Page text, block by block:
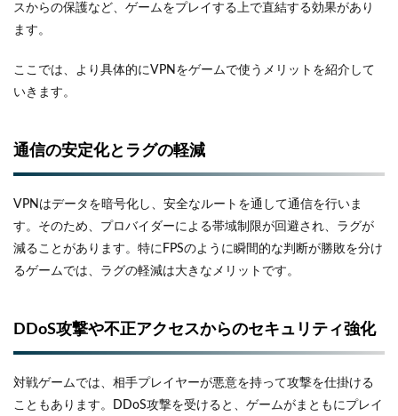
スからの保護など、ゲームをプレイする上で直結する効果があり
ます。
ここでは、より具体的にVPNをゲームで使うメリットを紹介して
いきます。
通信の安定化とラグの軽減
VPNはデータを暗号化し、安全なルートを通して通信を行いま
す。そのため、プロバイダーによる帯域制限が回避され、ラグが
減ることがあります。特にFPSのように瞬間的な判断が勝敗を分け
るゲームでは、ラグの軽減は大きなメリットです。
DDoS攻撃や不正アクセスからのセキュリティ強化
対戦ゲームでは、相手プレイヤーが悪意を持って攻撃を仕掛ける
こともあります。DDoS攻撃を受けると、ゲームがまともにプレイ